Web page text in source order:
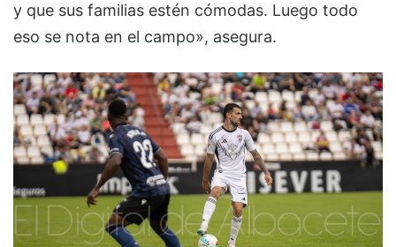
y que sus familias estén cómodas. Luego todo
eso se nota en el campo», asegura.